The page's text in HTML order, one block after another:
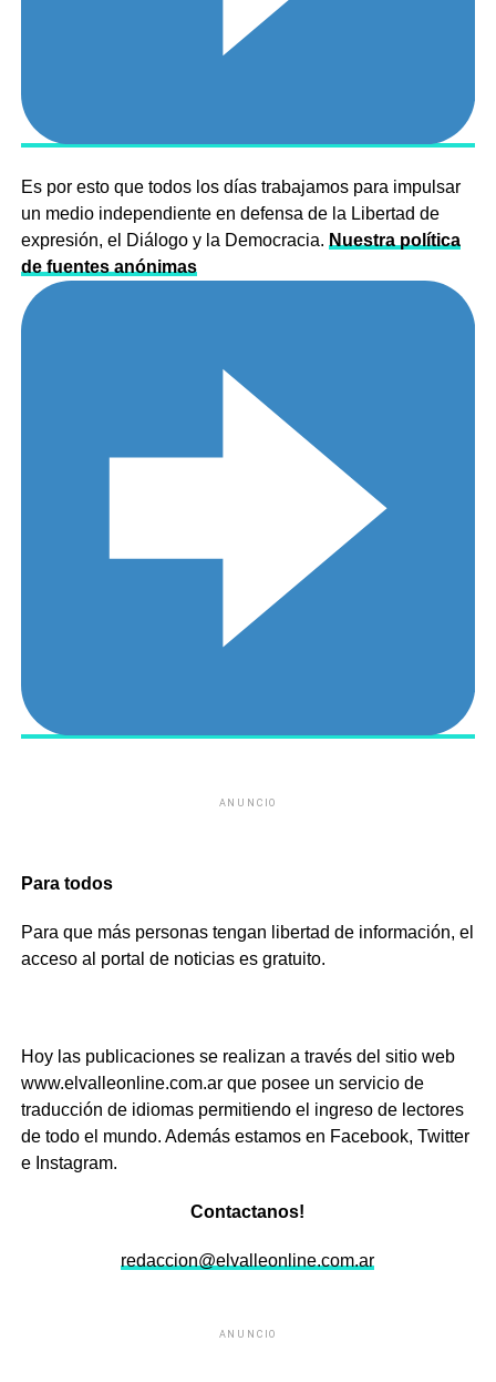
Es por esto que todos los días trabajamos para impulsar
un medio independiente en defensa de la Libertad de
expresión, el Diálogo y la Democracia. Nuestra política
de fuentes anónimas
ANUNCIO
Para todos
Para que más personas tengan libertad de información, el
acceso al portal de noticias es gratuito.
Hoy las publicaciones se realizan a través del sitio web
www.elvalleonline.com.ar que posee un servicio de
traducción de idiomas permitiendo el ingreso de lectores
de todo el mundo. Además estamos en Facebook, Twitter
e Instagram.
Contactanos!
redaccion@elvalleonline.com.ar
ANUNCIO